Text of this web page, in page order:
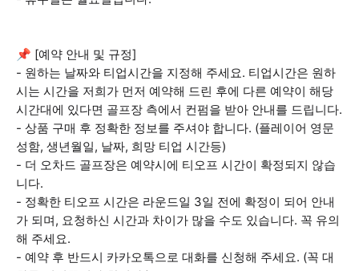
📌 [예약 안내 및 규정]
- 원하는 날짜와 티업시간을 지정해 주세요. 티업시간은 원하
시는 시간을 저희가 먼저 예약해 드린 후에 다른 예약이 해당
시간대에 있다면 골프장 측에서 컨펌을 받아 안내를 드립니다.
- 상품 구매 후 정확한 정보를 주셔야 합니다. (플레이어 영문
성함, 생년월일, 날짜, 희망 티업 시간등)
- 더 오차드 골프장은 예약시에 티오프 시간이 확정되지 않습
니다.
- 정확한 티오프 시간은 라운드일 3일 전에 확정이 되어 안내
가 되며, 요청하신 시간과 차이가 많을 수도 있습니다. 꼭 유의
해 주세요.
- 예약 후 반드시 카카오톡으로 대화를 신청해 주세요. (꼭 대